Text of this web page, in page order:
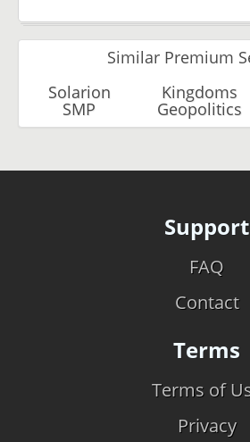
Similar Premium
Solarion
SMP
Kingdoms
Geopolitics
Support
FAQ
Contact
Terms
Terms of
Privacy